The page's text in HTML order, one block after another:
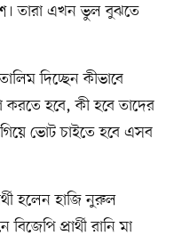
তারা এখন ভুল বুঝতে
দিচ্ছেন কীভাবে
হবে, কী হবে তাদের
গিয়ে ভোট চাইতে হবে এসব
হলেন হাজি নুরুল
প্রার্থী রানি মা